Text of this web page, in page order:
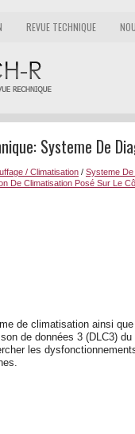
REVUE TECHNIQUE
Systeme De
/ Climatisation / Systeme
De Climatisation Posé Sur Le
de climatisation ainsi
de données 3 (DLC3)
les